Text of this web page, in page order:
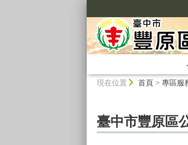
現在位置 首頁> 專區服
臺中市豐原區